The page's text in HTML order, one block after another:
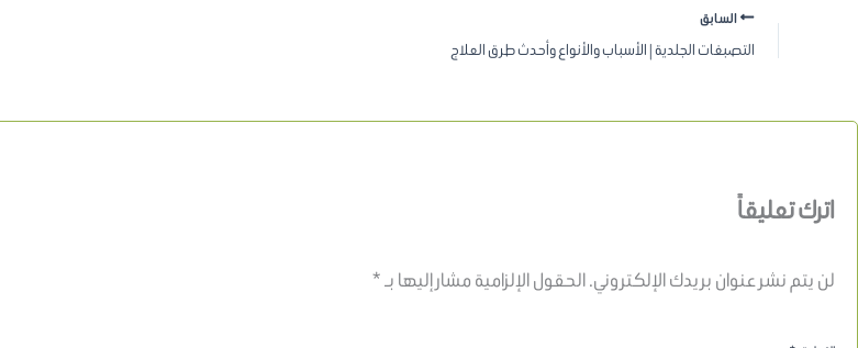
السابق
التصبغات الجلدية | الأسباب والأنواع وأحدث طرق العلاج
اترك تعليقاً
لن يتم نشر عنوان بريدك الإلكتروني.الحقول الإلزامية مشار إليها بـ*